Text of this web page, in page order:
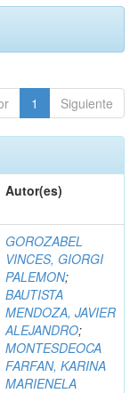
1 Siguiente
Autor(es)
GOROZABEL
VINCES, GIORGI
PALEMON;
BAUTISTA
MENDOZA, JAVIER
ALEJANDRO;
MONTESDEOCA
FARFAN, KARINA
MARIENELA